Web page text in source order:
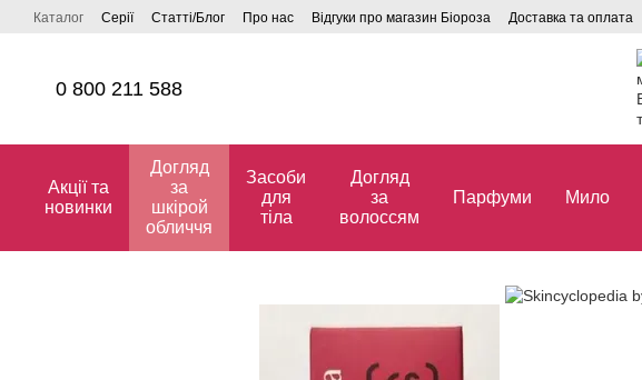
Перейти до основного контенту
Каталог Серії Статті/Блог Про нас Відгуки про магазин Біороза Доставка та оплата
0 800 211 588
Акції та
новинки
Догляд
за
шкірой
обличчя
Засоби
для
тіла
Догляд
за
волоссям
Парфуми Мило